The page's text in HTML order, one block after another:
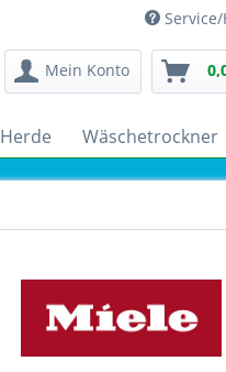
Mein Konto
Herde Wäschetrockner